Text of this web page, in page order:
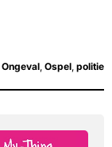
Ongeval, Ospel, politie